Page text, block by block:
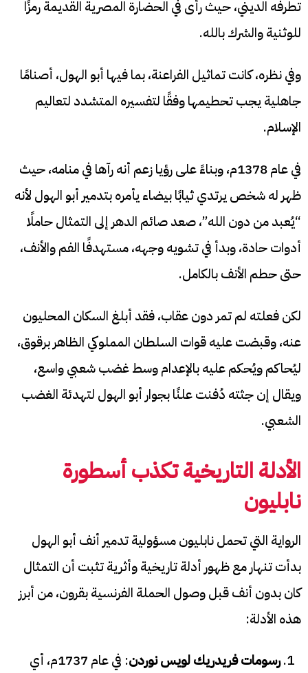
تطرفه الديني، حيث رأى في الحضارة المصرية القديمة رمزًا
للوثنية والشرك بالله.
وفي نظره، كانت تماثيل الفراعنة، بما فيها أبو الهول، أصنامًا
جاهلية يجب تحطيمها وفقًا لتفسيره المتشدد لتعاليم
الإسلام.
في عام 1378م، وبناءً على رؤيا زعم أنه رآها في منامه، حيث
ظهر له شخص يرتدي ثيابًا بيضاء يأمره بتدمير أبو الهول لأنه
“يُعبد من دون الله”، صعد صائم الدهر إلى التمثال حاملًا
أدوات حادة، وبدأ في تشويه وجهه، مستهدفًا الفم والأنف،
حتى حطم الأنف بالكامل.
لكن فعلته لم تمر دون عقاب، فقد أبلغ السكان المحليون
عنه، وقبضت عليه قوات السلطان المملوكي الظاهر برقوق،
ليُحاكم ويُحكم عليه بالإعدام وسط غضب شعبي واسع،
ويقال إن جثته دُفنت علنًا بجوار أبو الهول لتهدئة الغضب
الشعبي.
الأدلة التاريخية تكذب أسطورة
نابليون
الرواية التي تحمل نابليون مسؤولية تدمير أنف أبو الهول
بدأت تنهار مع ظهور أدلة تاريخية وأثرية تثبت أن التمثال
كان بدون أنف قبل وصول الحملة الفرنسية بقرون، من أبرز
هذه الأدلة:
رسومات فريدريك لويس نوردن : في عام 1737م، أي